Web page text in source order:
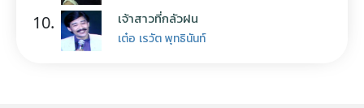
10. เจ้าสาวที่กลัวฝน
เต๋อ เรวัต พุทธินันท์